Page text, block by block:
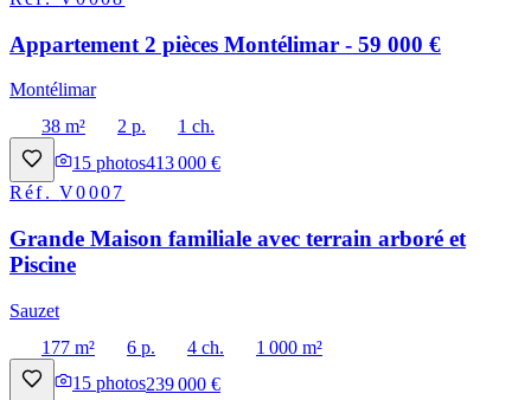
Appartement 2 pièces Montélimar - 59 000 €
Montélimar
38 m²
2 p.
1 ch.
15 photos413 000 €
Réf.V0007
Grande Maison familiale avec terrain arboré et
Piscine
Sauzet
177 m²
6 p. 4 ch.
1 000 m²
15 photos239 000 €